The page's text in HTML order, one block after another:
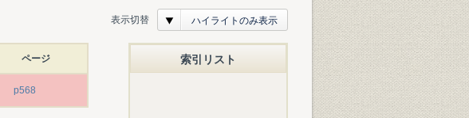
表示切替 ハイライトのみ表示
ページ
p568
索引リスト